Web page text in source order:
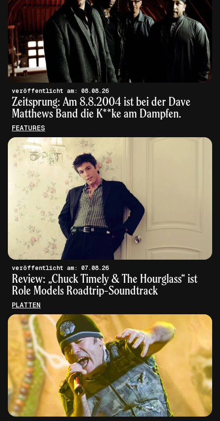
veröffentlicht am: 08.08.26
Zeitsprung: Am 8.8.2004 ist bei der Dave
Matthews Band die K**ke am Dampfen.
FEATURES
veröffentlicht am: 07.08.26
Review: „Chuck Timely & The Hourglass“ ist
Role Models Roadtrip-Soundtrack
PLATTEN